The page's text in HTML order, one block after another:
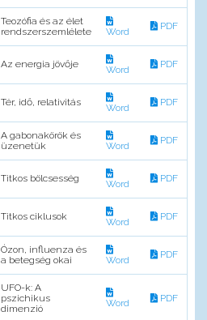
Teozófia és az élet
rendszerszemlélete
Word PDF
Az energia jövője Word PDF
Tér, idő, relativitás Word PDF
A gabonakörök és
üzenetük
Word PDF
Titkos bölcsesség Word PDF
Titkos ciklusok Word PDF
Ózon, influenza és
a betegség okai
Word PDF
UFO-k: A
pszichikus
dimenzió
Word PDF